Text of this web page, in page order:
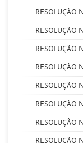
RESOLUÇÃO
RESOLUÇÃO
RESOLUÇÃO
RESOLUÇÃO
RESOLUÇÃO
RESOLUÇÃO
RESOLUÇÃO
RESOLUÇÃO